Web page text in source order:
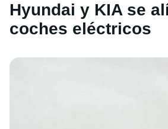
Hyundai y KIA se
coches eléctricos